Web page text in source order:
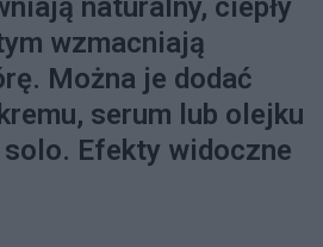
naturalny, ciepły
wzmacniają
Można je dodać
serum lub olejku
Efekty widoczne